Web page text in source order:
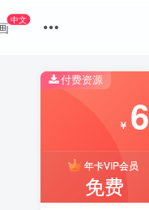
中文
付费资源
￥ 6
年卡VIP会员
免费